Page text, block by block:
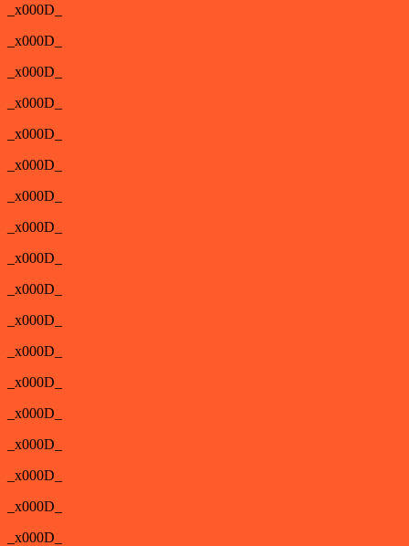
_x000D_
_x000D_
_x000D_
_x000D_
_x000D_
_x000D_
_x000D_
_x000D_
_x000D_
_x000D_
_x000D_
_x000D_
_x000D_
_x000D_
_x000D_
_x000D_
_x000D_
_x000D_